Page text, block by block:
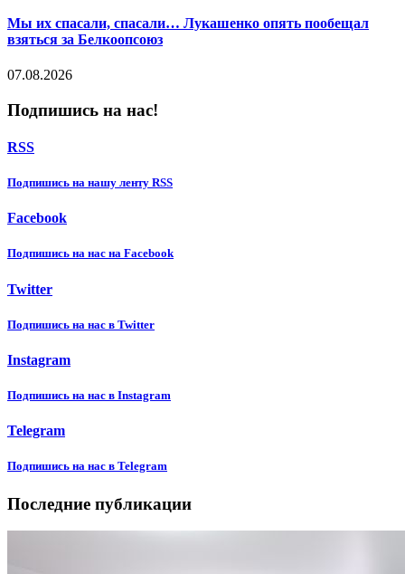
Мы их спасали, спасали… Лукашенко опять пообещал
взяться за Белкоопсоюз
07.08.2026
Подпишись на нас!
RSS
Подпишиcь на нашу ленту RSS
Facebook
Подпишиcь на нас на Facebook
Twitter
Подпишиcь на нас в Twitter
Instagram
Подпишиcь на нас в Instagram
Telegram
Подпишиcь на нас в Telegram
Последние публикации